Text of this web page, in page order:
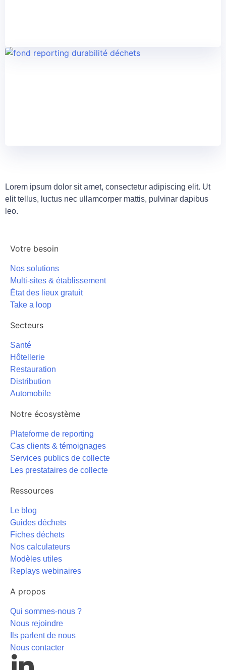
Lorem ipsum dolor sit amet, consectetur adipiscing elit. Ut
elit tellus, luctus nec ullamcorper mattis, pulvinar dapibus
leo.
Votre besoin
Nos solutions
Multi-sites & établissement
État des lieux gratuit
Take a loop
Secteurs
Santé
Hôtellerie
Restauration
Distribution
Automobile
Notre écosystème
Plateforme de reporting
Cas clients & témoignages
Services publics de collecte
Les prestataires de collecte
Ressources
Le blog
Guides déchets
Fiches déchets
Nos calculateurs
Modèles utiles
Replays webinaires
A propos
Qui sommes-nous ?
Nous rejoindre
Ils parlent de nous
Nous contacter